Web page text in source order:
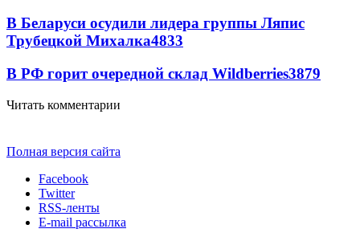
В Беларуси осудили лидера группы Ляпис
Трубецкой Михалка4833
В РФ горит очередной склад Wildberries3879
Читать комментарии
Полная версия сайта
Facebook
Twitter
RSS-ленты
E-mail рассылка